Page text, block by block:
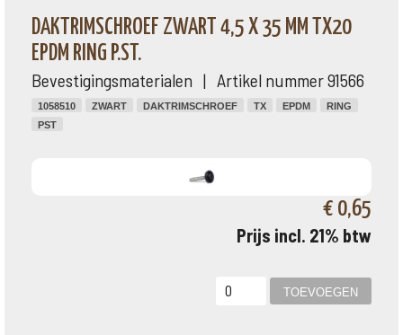
DAKTRIMSCHROEF ZWART 4,5 X 35 MM TX20
EPDM RING P.ST.
Bevestigingsmaterialen | Artikel nummer 91566
1058510 ZWART DAKTRIMSCHROEF TX EPDM
RING
PST
€ 0,65
Prijs incl. 21% btw